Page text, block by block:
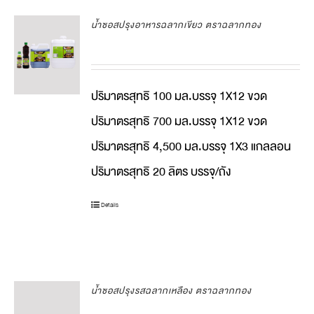
น้ำซอสปรุงอาหารฉลากเขียว ตราฉลากทอง
ปริมาตรสุทธิ 100 มล.บรรจุ 1X12 ขวด
ปริมาตรสุทธิ 700 มล.บรรจุ 1X12 ขวด
ปริมาตรสุทธิ 4,500 มล.บรรจุ 1X3 แกลลอน
ปริมาตรสุทธิ 20 ลิตร บรรจุ/ถัง
Details
น้ำซอสปรุงรสฉลากเหลือง ตราฉลากทอง